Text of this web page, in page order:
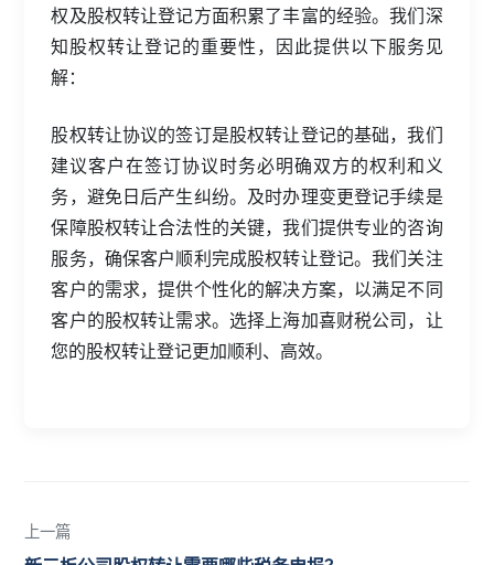
权及股权转让登记方面积累了丰富的经验。我们深
知股权转让登记的重要性，因此提供以下服务见
解：
股权转让协议的签订是股权转让登记的基础，我们
建议客户在签订协议时务必明确双方的权利和义
务，避免日后产生纠纷。及时办理变更登记手续是
保障股权转让合法性的关键，我们提供专业的咨询
服务，确保客户顺利完成股权转让登记。我们关注
客户的需求，提供个性化的解决方案，以满足不同
客户的股权转让需求。选择上海加喜财税公司，让
您的股权转让登记更加顺利、高效。
上一篇